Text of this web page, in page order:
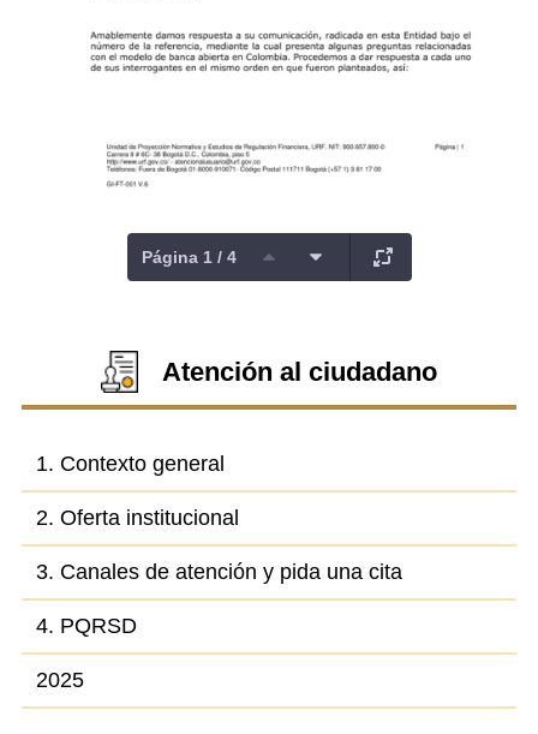
Página 1 / 4
Atención al ciudadano
1. Contexto general
2. Oferta institucional
3. Canales de atención y pida una cita
4. PQRSD
2025